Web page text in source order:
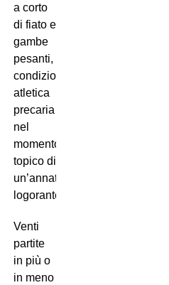
a corto
di fiato e
gambe
pesanti,
condizione
atletica
precaria
nel
momento
topico di
un’annata
logorante!
Venti
partite
in più o
in meno